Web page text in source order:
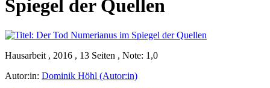
Spiegel der Quellen
Hausarbeit , 2016 , 13 Seiten , Note: 1,0
Autor:in: Dominik Höhl (Autor:in)